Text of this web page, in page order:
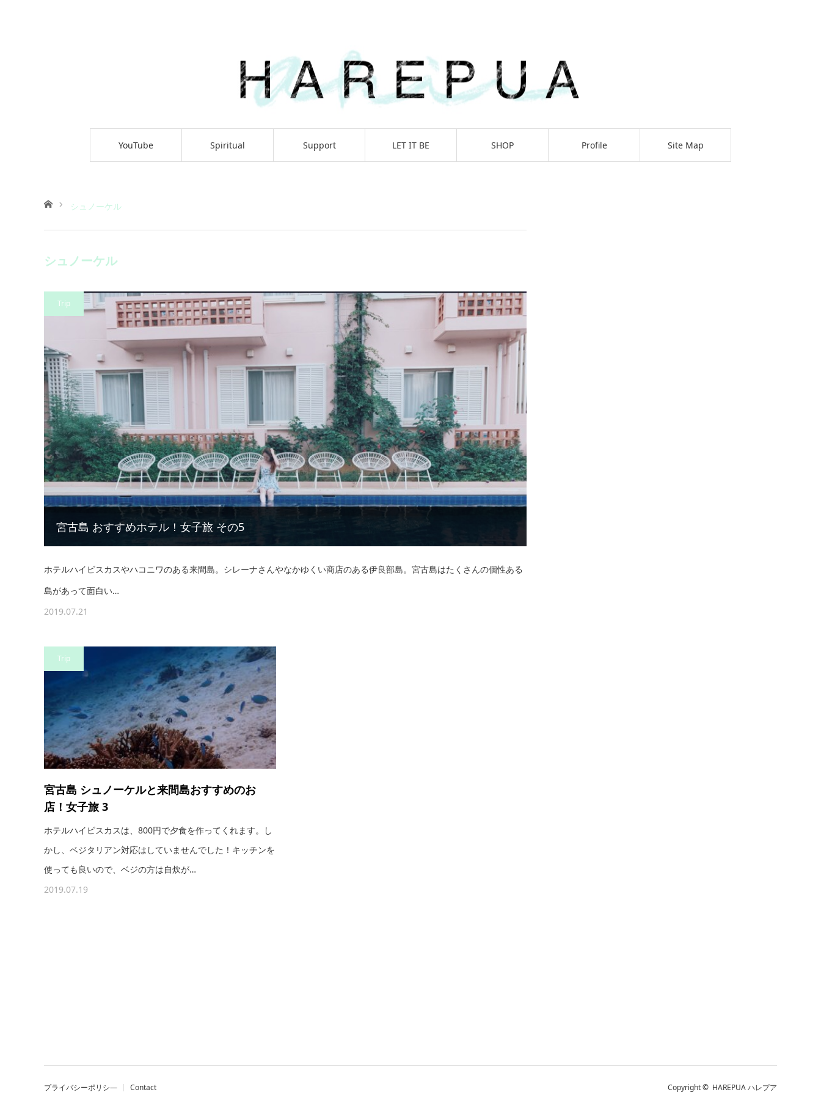
YouTube Spiritual Support LET IT BE SHOP Profile Site Map
ホームシュノーケル
シュノーケル
Trip
宮古島 おすすめホテル！女子旅 その5
ホテルハイビスカスやハコニワのある来間島。シレーナさんやなかゆくい商店のある伊良部島。宮古島はたくさんの個性ある
島があって面白い…
2019.07.21
Trip
宮古島 シュノーケルと来間島おすすめのお
店！女子旅 3
ホテルハイビスカスは、800円で夕食を作ってくれます。し
かし、ベジタリアン対応はしていませんでした！キッチンを
使っても良いので、ベジの方は自炊が…
2019.07.19
プライバシーポリシ― Contact Copyright © HAREPUA ハレプア